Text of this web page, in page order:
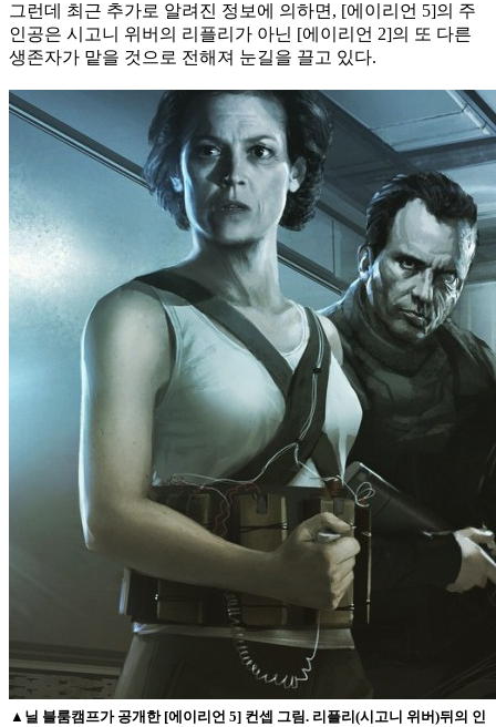
그런데 최근 추가로 알려진 정보에 의하면, [에이리언 5]의 주
인공은 시고니 위버의 리플리가 아닌 [에이리언 2]의 또 다른
생존자가 맡을 것으로 전해져 눈길을 끌고 있다.
▲닐 블룸캠프가 공개한 [에이리언 5] 컨셉 그림. 리플리(시고니 위버)뒤의 인